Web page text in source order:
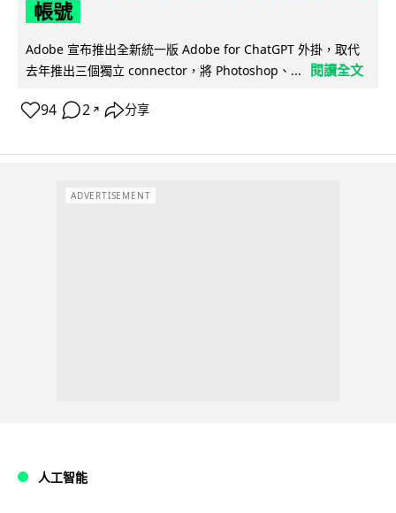
帳號
Adobe 宣布推出全新統一版 Adobe for ChatGPT 外掛，取代
去年推出三個獨立 connector，將 Photoshop、...
閱讀全文
94 2 ↗ 分享
ADVERTISEMENT
人工智能